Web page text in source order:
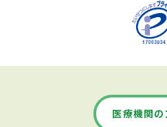
医療機関